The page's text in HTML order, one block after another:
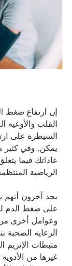
إن ارتفاع ضغط
القلب
السيطرة على
يمكن. وفي كثير
عاداتك فيما
الرياضية
يجد آخرون أنهم
على ضغط الدم
وعوامل أخرى
الرعاية الصحية
مثبطات الإنزيم
غيرها من